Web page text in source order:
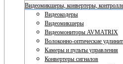
Видеомикшеры, конвертеры,
Видеокодеры
Видеомикшеры
Видеомониторы AVMATRIX
Волоконно-оптические
Камеры и пульты управления
Конвертеры сигналов